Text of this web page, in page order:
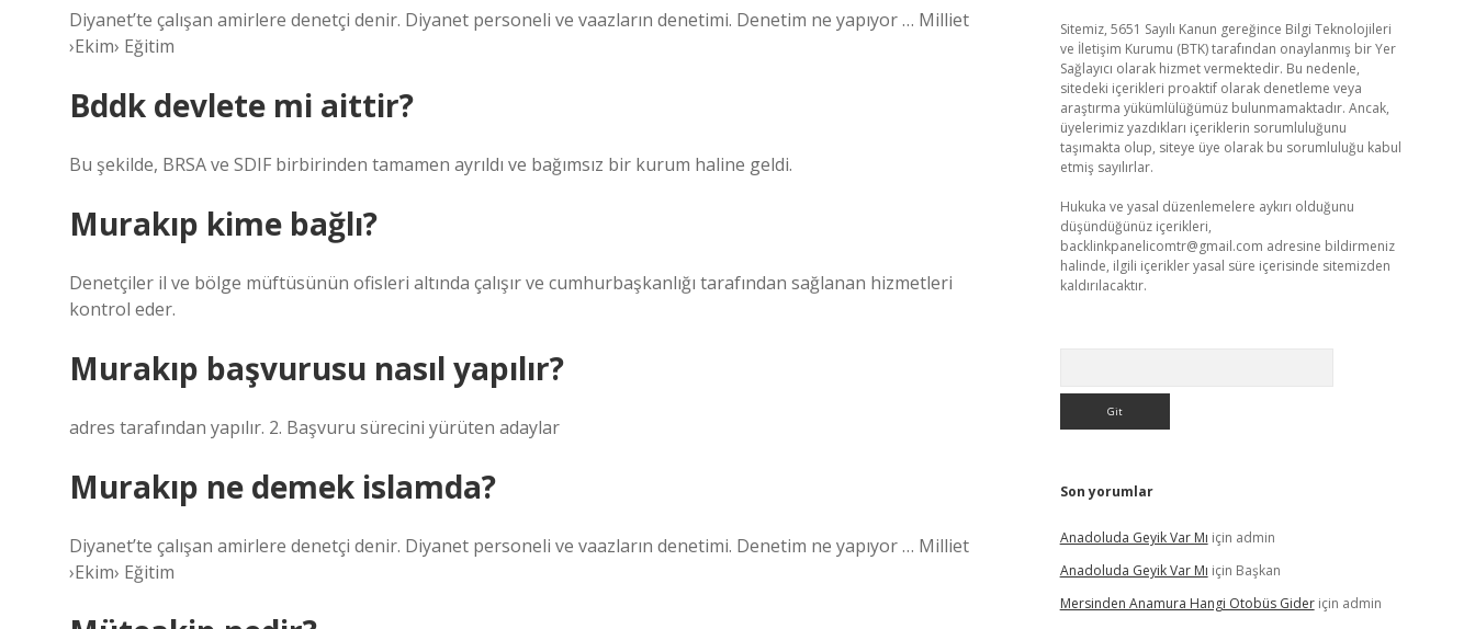
Diyanet’te çalışan amirlere denetçi denir. Diyanet personeli ve vaazların denetimi. Denetim ne yapıyor … Milliet
›Ekim› Eğitim
Bddk devlete mi aittir?
Bu şekilde, BRSA ve SDIF birbirinden tamamen ayrıldı ve bağımsız bir kurum haline geldi.
Murakıp kime bağlı?
Denetçiler il ve bölge müftüsünün ofisleri altında çalışır ve cumhurbaşkanlığı tarafından sağlanan hizmetleri
kontrol eder.
Murakıp başvurusu nasıl yapılır?
adres tarafından yapılır. 2. Başvuru sürecini yürüten adaylar
Murakıp ne demek islamda?
Diyanet’te çalışan amirlere denetçi denir. Diyanet personeli ve vaazların denetimi. Denetim ne yapıyor … Milliet
›Ekim› Eğitim
Sitemiz, 5651 Sayılı Kanun gereğince Bilgi Teknolojileri
ve İletişim Kurumu (BTK) tarafından onaylanmış bir Yer
Sağlayıcı olarak hizmet vermektedir. Bu nedenle,
sitedeki içerikleri proaktif olarak denetleme veya
araştırma yükümlülüğümüz bulunmamaktadır. Ancak,
üyelerimiz yazdıkları içeriklerin sorumluluğunu
taşımakta olup, siteye üye olarak bu sorumluluğu kabul
etmiş sayılırlar.
Hukuka ve yasal düzenlemelere aykırı olduğunu
düşündüğünüz içerikleri,
backlinkpanelicomtr@gmail.com adresine bildirmeniz
halinde, ilgili içerikler yasal süre içerisinde sitemizden
kaldırılacaktır.
Son yorumlar
Anadoluda Geyik Var Mı için admin
Anadoluda Geyik Var Mı için Başkan
Mersinden Anamura Hangi Otobüs Gideriçin admin